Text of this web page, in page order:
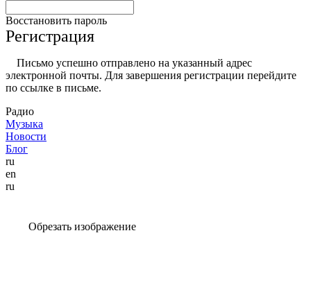
Восстановить пароль
Регистрация
Письмо успешно отправлено на указанный адрес
электронной почты. Для завершения регистрации перейдите
по ссылке в письме.
Радио
Музыка
Новости
Блог
ru
en
ru
Обрезать изображение